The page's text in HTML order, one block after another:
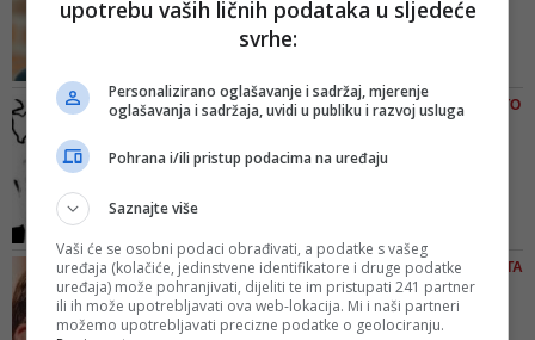
hidroelektrane na istoj rijeci
napravi da se zaustavi
dogodi i stvari ostaju na statusu
quo, to znači da je stanje sve
je Kučan u razgovoru za
BIDENOVA AMERIKA NIJE ISTO
Pahor šapnuo Željku ono
mali narod da bi se mogao
odbraniti od istrebljenja ako
kršćanska Evropa odluči da se
očisti od njih. Jedna velesila se
JELENA LOVRIĆ/ LINIJA ŽIVOTA
Kojim pravom Hrvatska
popuje Sarajevu: Nije
upotrebu vaših ličnih podataka u sljedeće
svrhe:
Personalizirano oglašavanje i sadržaj, mjerenje
oglašavanja i sadržaja, uvidi u publiku i razvoj usluga
Pohrana i/ili pristup podacima na uređaju
Saznajte više
Vaši će se osobni podaci obrađivati, a podatke s vašeg
uređaja (kolačiće, jedinstvene identifikatore i druge podatke
uređaja) može pohranjivati, dijeliti te im pristupati 241 partner
ili ih može upotrebljavati ova web-lokacija. Mi i naši partneri
možemo upotrebljavati precizne podatke o geolociranju.